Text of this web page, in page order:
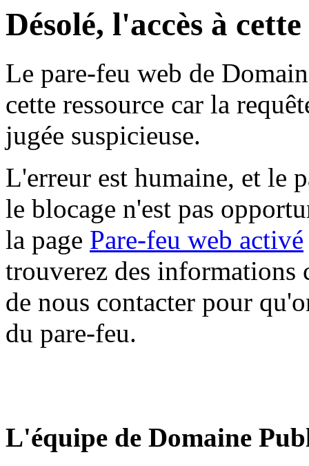
Désolé, l'accès à
Le pare-feu web de
cette ressource car la
jugée suspicieuse.
L'erreur est humaine, et le
le blocage n'est pas
la page Pare-feu web activé
trouverez des informations
de nous contacter pour
du pare-feu.
L'équipe de Domaine